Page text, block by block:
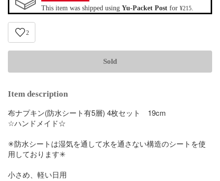
This item was shipped using Yu-Packet Post for ¥215
2
Sold
Item description
布ナプキン(防水シート有5層) 4枚セット　19cm
☆ハンドメイド☆
✳︎防水シートは湿気を通して水を通さない構造のシートを使
用しております✳︎
小さめ、軽い日用